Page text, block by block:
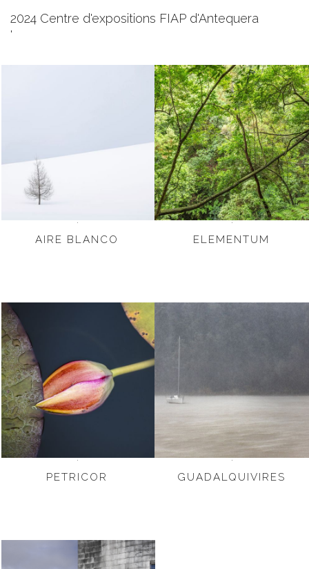
2024 Centre d'expositions FIAP d'Antequera
'
AIRE BLANCO ELEMENTUM
PETRICOR GUADALQUIVIRES